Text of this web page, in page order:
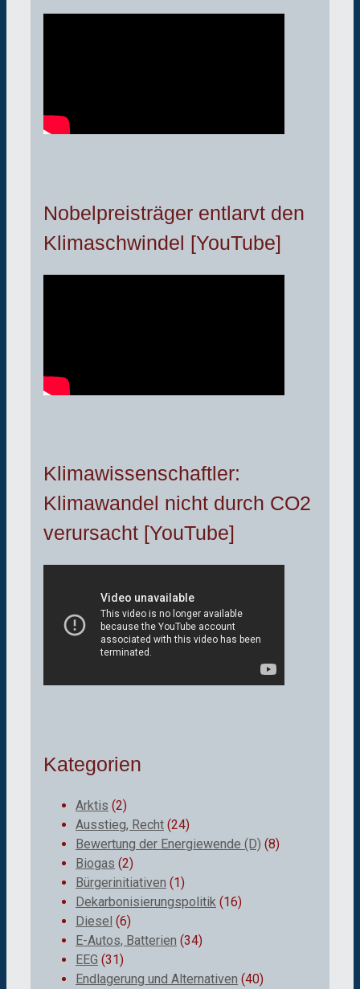
Nobelpreisträger entlarvt den
Klimaschwindel [YouTube]
Klimawissenschaftler:
Klimawandel nicht durch CO2
verursacht [YouTube]
Kategorien
Arktis (2)
Ausstieg, Recht (24)
Bewertung der Energiewende (D) (8)
Biogas (2)
Bürgerinitiativen (1)
Dekarbonisierungspolitik (16)
Diesel (6)
E-Autos, Batterien (34)
EEG (31)
Endlagerung und Alternativen (40)